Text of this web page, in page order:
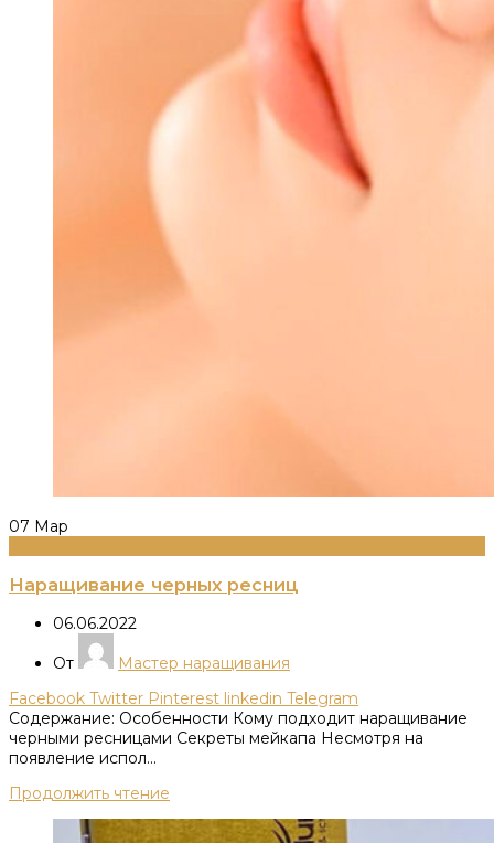
07 Мар
Наращивание черных ресниц
06.06.2022
От
Мастер наращивания
Facebook Twitter Pinterest linkedin Telegram
Содержание: Особенности Кому подходит наращивание
черными ресницами Секреты мейкапа Несмотря на
появление испол...
Продолжить чтение